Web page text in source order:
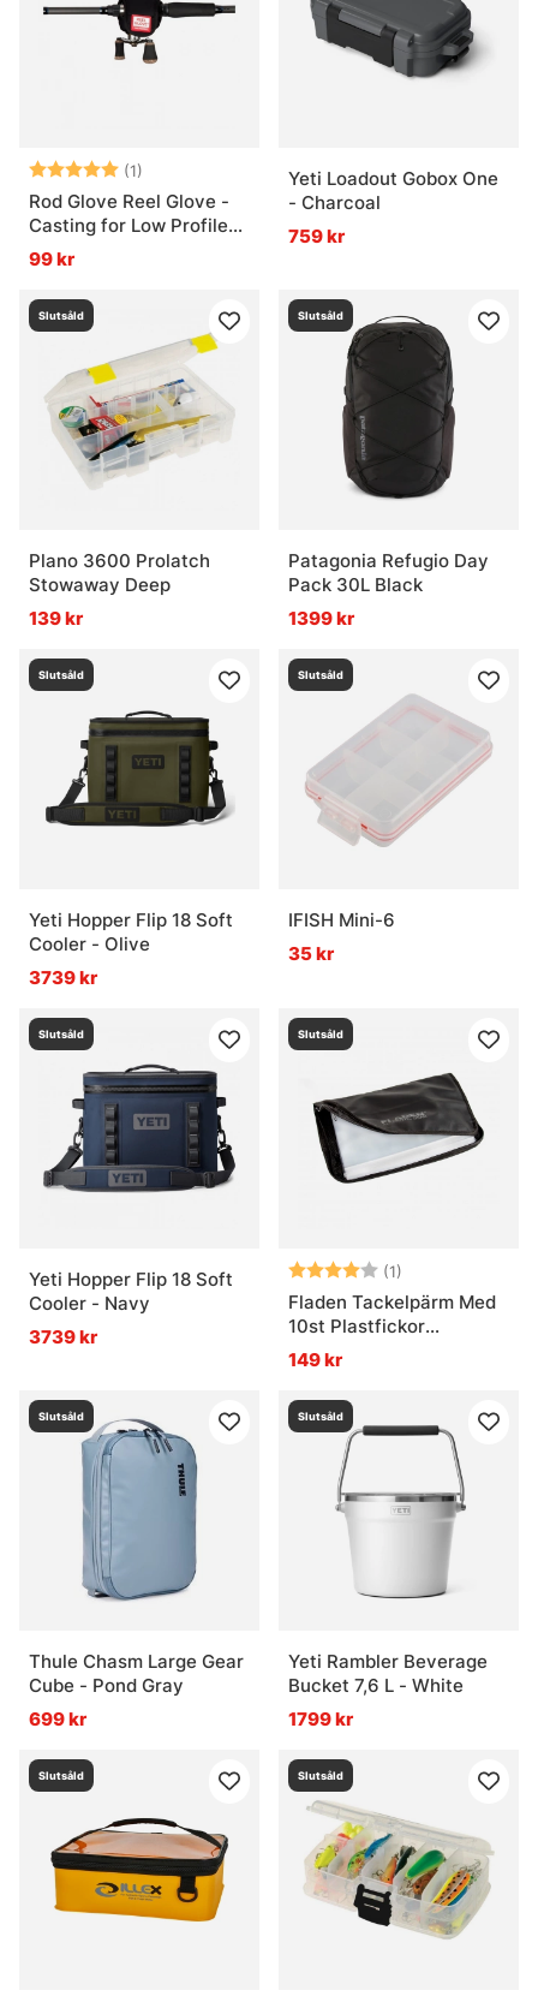
Betyg: (1)
5.0 utav 5 stjärnor
Rod Glove Reel Glove -
Casting for Low Profile
Reels
99 kr
Yeti Loadout Gobox One
- Charcoal
759 kr
Slutsåld
Plano 3600 Prolatch
Stowaway Deep
139 kr
Slutsåld
Patagonia Refugio Day
Pack 30L Black
1399 kr
Slutsåld
Yeti Hopper Flip 18 Soft
Cooler - Olive
3739 kr
Slutsåld
IFISH Mini-6
35 kr
Slutsåld
Yeti Hopper Flip 18 Soft
Cooler - Navy
3739 kr
Slutsåld
Betyg: (1)
Fladen Tackelpärm Med
10st Plastfickor
Tarpaulin 21x36cm
149 kr
Slutsåld
Thule Chasm Large Gear
Cube - Pond Gray
699 kr
Slutsåld
Yeti Rambler Beverage
Bucket 7,6 L - White
1799 kr
Slutsåld Slutsåld